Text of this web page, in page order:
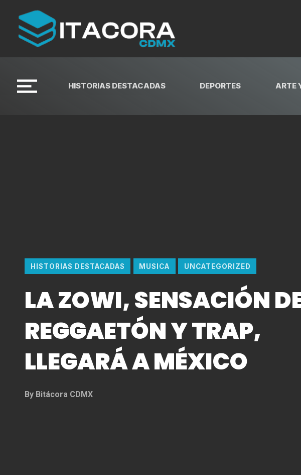
HISTORIAS DESTACADAS DEPORTES ARTE
HISTORIAS DESTACADAS MUSICA UNCATEGORIZED
LA ZOWI, SENSACIÓN
REGGAETÓN Y TRAP,
LLEGARÁ A MÉXICO
By Bitácora CDMX